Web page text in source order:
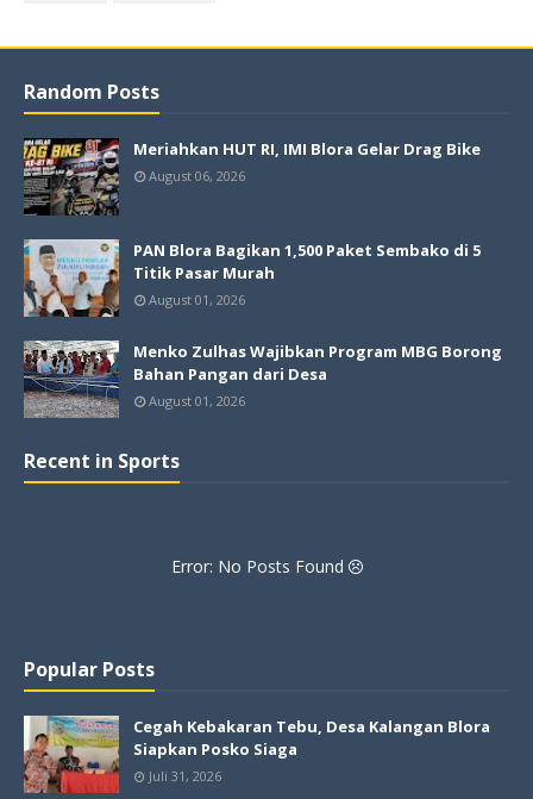
Random Posts
Meriahkan HUT RI, IMI Blora Gelar Drag Bike
August 06, 2026
PAN Blora Bagikan 1,500 Paket Sembako di 5
Titik Pasar Murah
August 01, 2026
Menko Zulhas Wajibkan Program MBG Borong
Bahan Pangan dari Desa
August 01, 2026
Recent in Sports
Error: No Posts Found
Popular Posts
Cegah Kebakaran Tebu, Desa Kalangan Blora
Siapkan Posko Siaga
Juli 31, 2026